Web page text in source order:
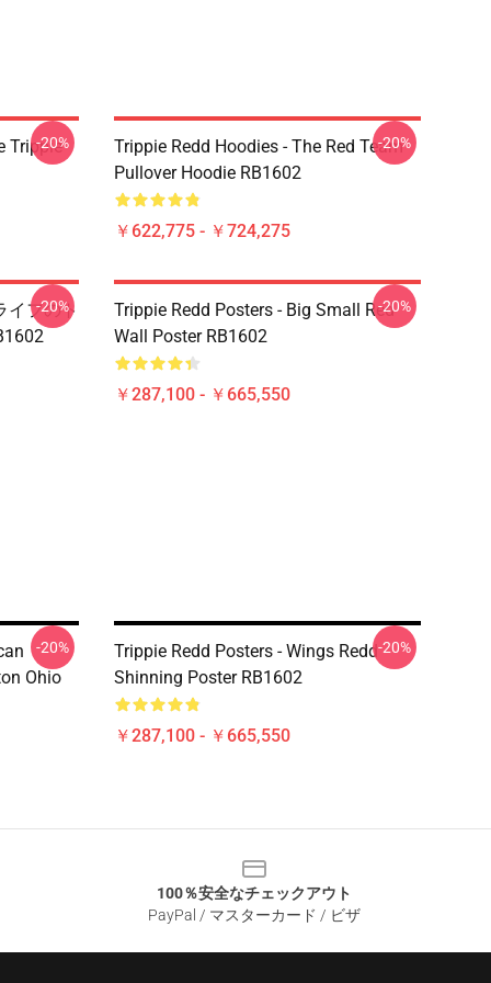
Trippie
-20%
Trippie Redd Hoodies - The Red Team
Pullover Hoodie RB1602
￥622,775 - ￥724,275
-20%
イフのト
-20%
Trippie Redd Posters - Big Small Red
Wall Poster RB1602
￥287,100 - ￥665,550
-20%
Ohio
-20%
Trippie Redd Posters - Wings Redd
Shinning Poster RB1602
￥287,100 - ￥665,550
-20%
100％安全なチェックアウト
PayPal / マスターカード / ビザ